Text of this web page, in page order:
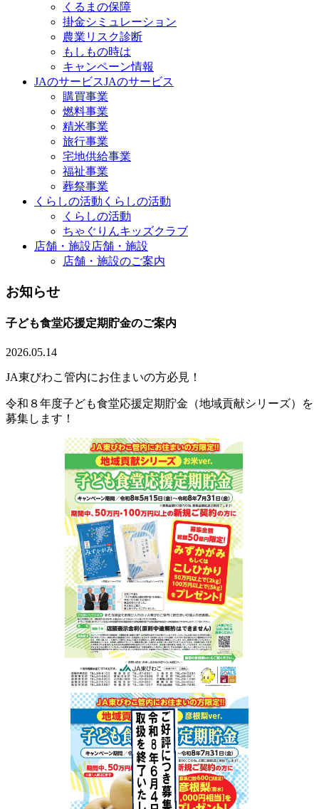
くるまの保障
掛金シミュレーション
農業リスク診断
もしもの時は
キャンペーン情報
JAのサービスJAのサービス
購買事業
燃料事業
精米事業
旅行事業
宅地供給事業
福祉事業
葬祭事業
くらしの活動 くらしの活動
くらしの活動
ちゃぐりんキッズクラブ
店舗・施設店舗・施設
店舗・施設のご案内
お知らせ
子ども食堂応援定期貯金のご案内
2026.05.14
JA東びわこ管内にお住まいの方必見！
令和８年度子ども食堂応援定期貯金（地域貢献シリーズ）を
募集します！